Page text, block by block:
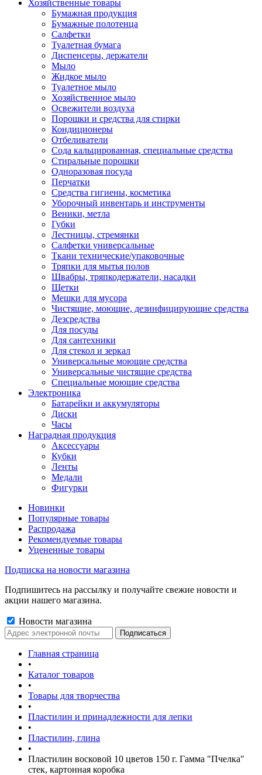
Хозяйственные товары
Бумажная продукция
Бумажные полотенца
Салфетки
Туалетная бумага
Диспенсеры, держатели
Мыло
Жидкое мыло
Туалетное мыло
Хозяйственное мыло
Освежители воздуха
Порошки и средства для стирки
Кондиционеры
Отбеливатели
Сода кальцированная, специальные средства
Стиральные порошки
Одноразовая посуда
Перчатки
Средства гигиены, косметика
Уборочный инвентарь и инструменты
Веники, метла
Губки
Лестницы, стремянки
Салфетки универсальные
Ткани технические/упаковочные
Тряпки для мытья полов
Швабры, тряпкодержатели, насадки
Щетки
Мешки для мусора
Чистящие, моющие, дезинфицирующие средства
Дезсредства
Для посуды
Для сантехники
Для стекол и зеркал
Универсальные моющие средства
Универсальные чистящие средства
Специальные моющие средства
Электроника
Батарейки и аккумуляторы
Диски
Часы
Наградная продукция
Аксессуары
Кубки
Ленты
Медали
Фигурки
Новинки
Популярные товары
Распродажа
Рекомендуемые товары
Уцененные товары
Подписка на новости магазина
Подпишитесь на рассылку и получайте свежие новости и
акции нашего магазина.
Новости магазина
Главная страница
•
Каталог товаров
•
Товары для творчества
•
Пластилин и принадлежности для лепки
•
Пластилин, глина
•
Пластилин восковой 10 цветов 150 г. Гамма "Пчелка"
стек, картонная коробка